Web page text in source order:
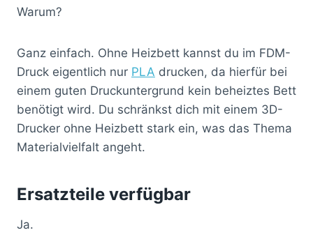
Warum?
Ganz einfach. Ohne Heizbett kannst du im FDM-
Druck eigentlich nur PLA drucken, da hierfür bei
einem guten Druckuntergrund kein beheiztes Bett
benötigt wird. Du schränkst dich mit einem 3D-
Drucker ohne Heizbett stark ein, was das Thema
Materialvielfalt angeht.
Ersatzteile verfügbar
Ja.